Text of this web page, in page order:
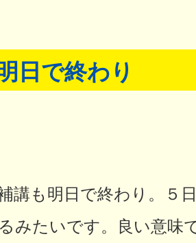
日で終わり
講も明日で終わり。５
みたいです。良い意味